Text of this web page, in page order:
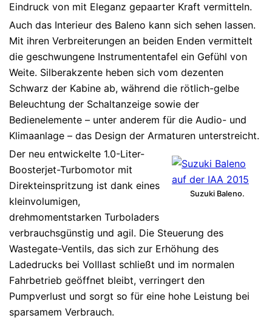
Eindruck von mit Eleganz gepaarter Kraft vermitteln.
Auch das Interieur des Baleno kann sich sehen lassen.
Mit ihren Verbreiterungen an beiden Enden vermittelt
die geschwungene Instrumententafel ein Gefühl von
Weite. Silberakzente heben sich vom dezenten
Schwarz der Kabine ab, während die rötlich-gelbe
Beleuchtung der Schaltanzeige sowie der
Bedienelemente – unter anderem für die Audio- und
Klimaanlage – das Design der Armaturen unterstreicht.
Suzuki Baleno.
Der neu entwickelte 1.0-Liter-
Boosterjet-Turbomotor mit
Direkteinspritzung ist dank eines
kleinvolumigen,
drehmomentstarken Turboladers
verbrauchsgünstig und agil. Die Steuerung des
Wastegate-Ventils, das sich zur Erhöhung des
Ladedrucks bei Volllast schließt und im normalen
Fahrbetrieb geöffnet bleibt, verringert den
Pumpverlust und sorgt so für eine hohe Leistung bei
sparsamem Verbrauch.